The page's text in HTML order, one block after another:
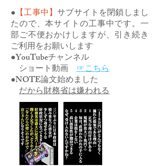
● 【工事中】サブサイトを閉鎖しまし
たので、本サイトの工事中です。一
部ご不便おかけしますが、引き続き
ご利用をお願いします
●YouTubeチャンネル
ショート動画 ☞こちら
●NOTE論文始めました
だから財務省は嫌われる